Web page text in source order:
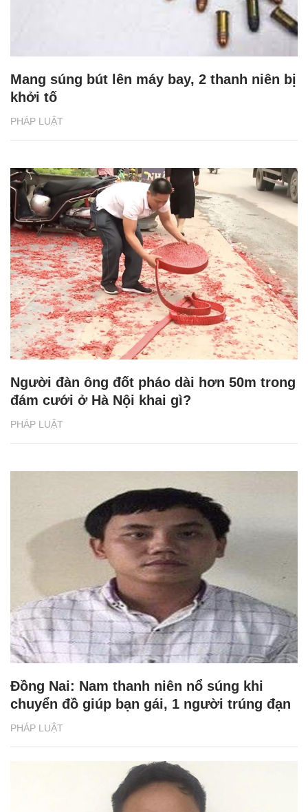
PHÁP LUẬT
Mang súng bút lên máy bay, 2 thanh niên bị
khởi tố
PHÁP LUẬT
Người đàn ông đốt pháo dài hơn 50m trong
đám cưới ở Hà Nội khai gì?
PHÁP LUẬT
Đồng Nai: Nam thanh niên nổ súng khi
chuyển đồ giúp bạn gái, 1 người trúng đạn